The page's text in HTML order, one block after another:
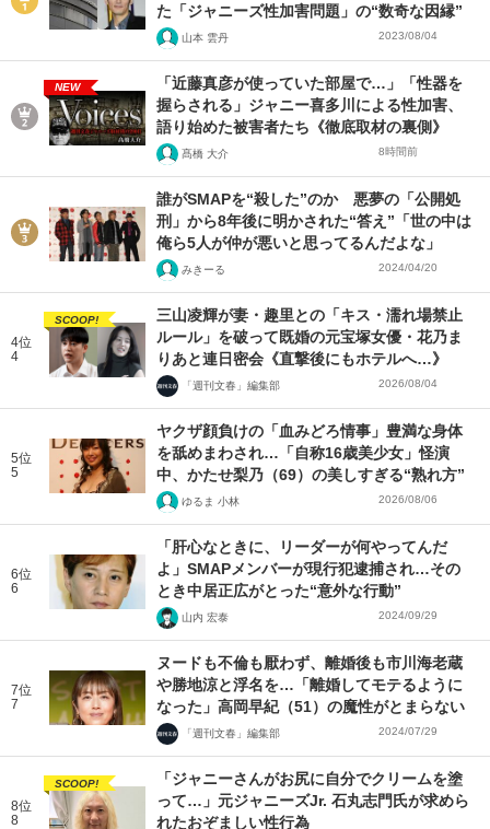
た「ジャニーズ性加害問題」の“数奇な因縁”
山本 雲丹 2023/08/04
NEW
「近藤真彦が使っていた部屋で…」「性器を
握らされる」ジャニー喜多川による性加害、
語り始めた被害者たち《徹底取材の裏側》
髙橋 大介 8時間前
誰がSMAPを“殺した”のか 悪夢の「公開処
刑」から8年後に明かされた“答え”「世の中は
俺ら5人が仲が悪いと思ってるんだよな」
みきーる 2024/04/20
4位
4
SCOOP!
三山凌輝が妻・趣里との「キス・濡れ場禁止
ルール」を破って既婚の元宝塚女優・花乃ま
りあと連日密会《直撃後にもホテルへ…》
「週刊文春」編集部 2026/08/04
5位
5
ヤクザ顔負けの「血みどろ情事」豊満な身体
を舐めまわされ…「自称16歳美少女」怪演
中、かたせ梨乃（69）の美しすぎる“熟れ方”
ゆるま 小林 2026/08/06
6位
6
「肝心なときに、リーダーが何やってんだ
よ」SMAPメンバーが現行犯逮捕され…その
とき中居正広がとった“意外な行動”
山内 宏泰 2024/09/29
7位
7
ヌードも不倫も厭わず、離婚後も市川海老蔵
や勝地涼と浮名を…「離婚してモテるように
なった」高岡早紀（51）の魔性がとまらない
「週刊文春」編集部 2024/07/29
8位
8
SCOOP!
「ジャニーさんがお尻に自分でクリームを塗
って…」元ジャニーズJr. 石丸志門氏が求めら
れたおぞましい性行為